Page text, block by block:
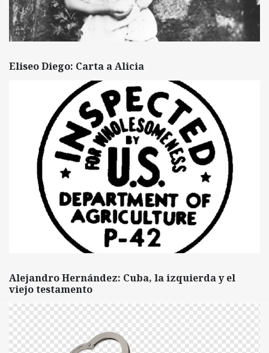
Eliseo Diego: Carta a Alicia
Alejandro Hernández: Cuba, la izquierda y el
viejo testamento